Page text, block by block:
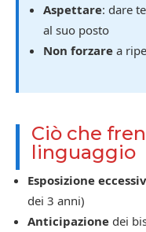
Aspettare: dare
al suo posto
Non forzare a
Ciò che
linguaggio
Esposizione
dei 3 anni)
Anticipazione dei